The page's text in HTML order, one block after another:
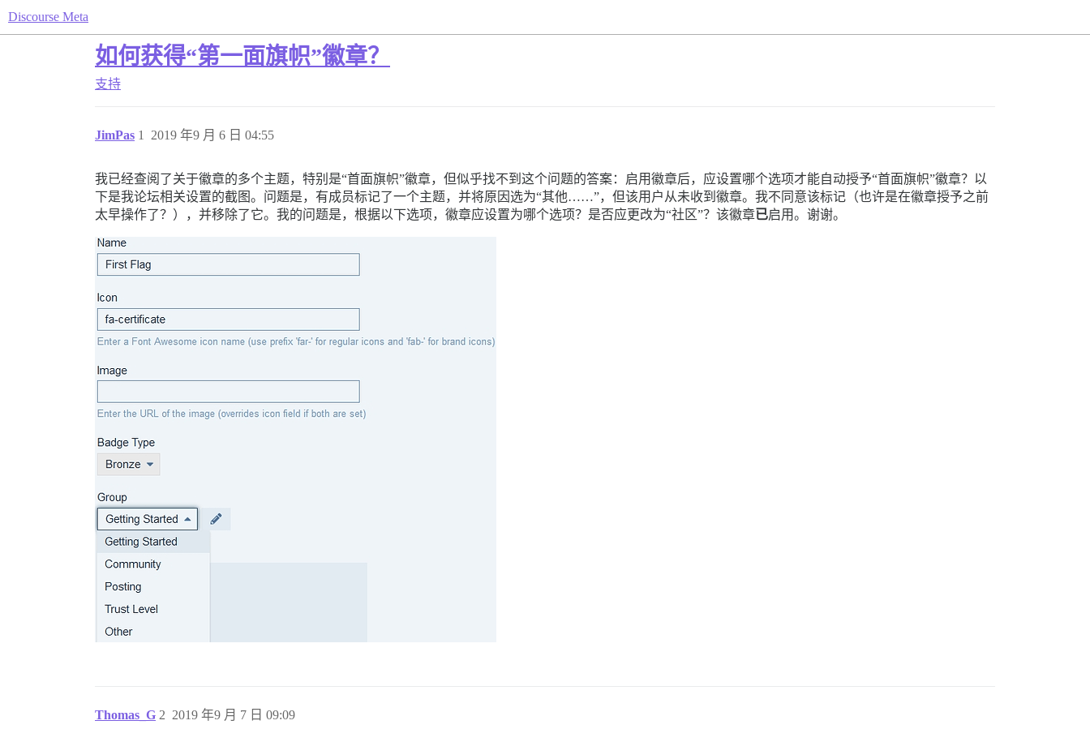
Discourse Meta
如何获得“第一面旗帜”徽章？
支持
JimPas 2019 年9 月 6 日 04:55
1
我已经查阅了关于徽章的多个主题，特别是“首面旗帜”徽章，但似乎找不到这个问题的答案：启用徽章后，应设置哪个选项才能自动授予“首面旗帜”徽章？以
下是我论坛相关设置的截图。问题是，有成员标记了一个主题，并将原因选为“其他……”，但该用户从未收到徽章。我不同意该标记（也许是在徽章授予之前
太早操作了？），并移除了它。我的问题是，根据以下选项，徽章应设置为哪个选项？是否应更改为“社区”？该徽章已启用。谢谢。
Thomas_G 2019 年9 月 7 日 09:09
2